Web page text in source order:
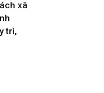
xã
trì,